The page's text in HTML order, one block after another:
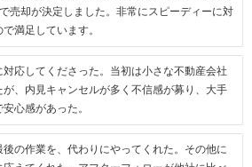
売却が決定しました。非常にスピーディーに対
満足しています。
応してくださった。当初は小さな不動産会社
が、内見キャンセルが多く不信感が募り、大手
心感があった。
の作業を、代わりにやってくれた。その他に